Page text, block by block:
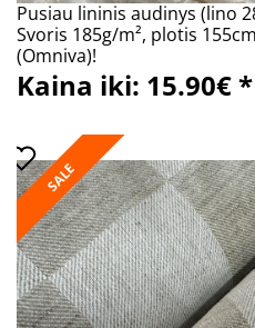
Pusiau lininis audinys (lino
Svoris 185g/m², plotis
(Omniva)!
Kaina iki: 15.90€ *
SALE